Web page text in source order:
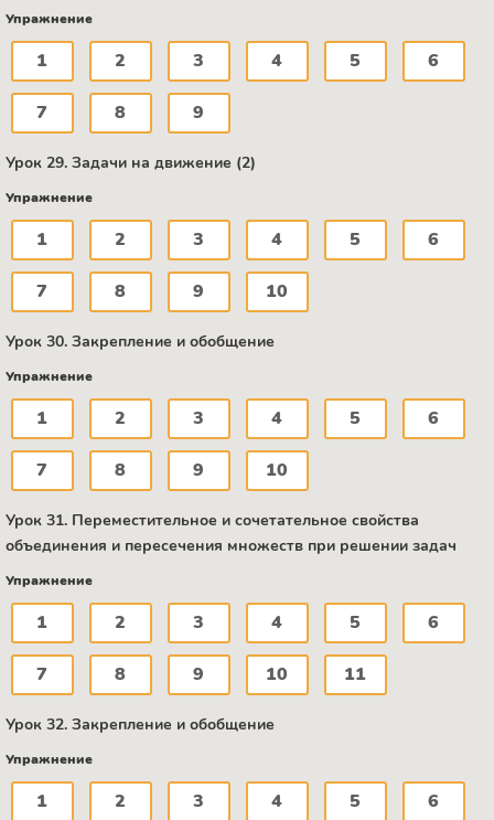
Упражнение
1 2 3 4 5 6
7 8 9
Урок 29. Задачи на движение (2)
Упражнение
1 2 3 4 5 6
7 8 9 10
Урок 30. Закрепление и обобщение
Упражнение
1 2 3 4 5 6
7 8 9 10
Урок 31. Переместительное и сочетательное свойства
объединения и пересечения множеств при решении задач
Упражнение
1 2 3 4 5 6
7 8 9 10 11
Урок 32. Закрепление и обобщение
Упражнение
1 2 3 4 5 6